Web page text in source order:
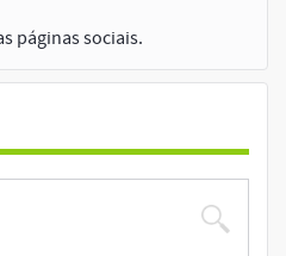
páginas sociais.